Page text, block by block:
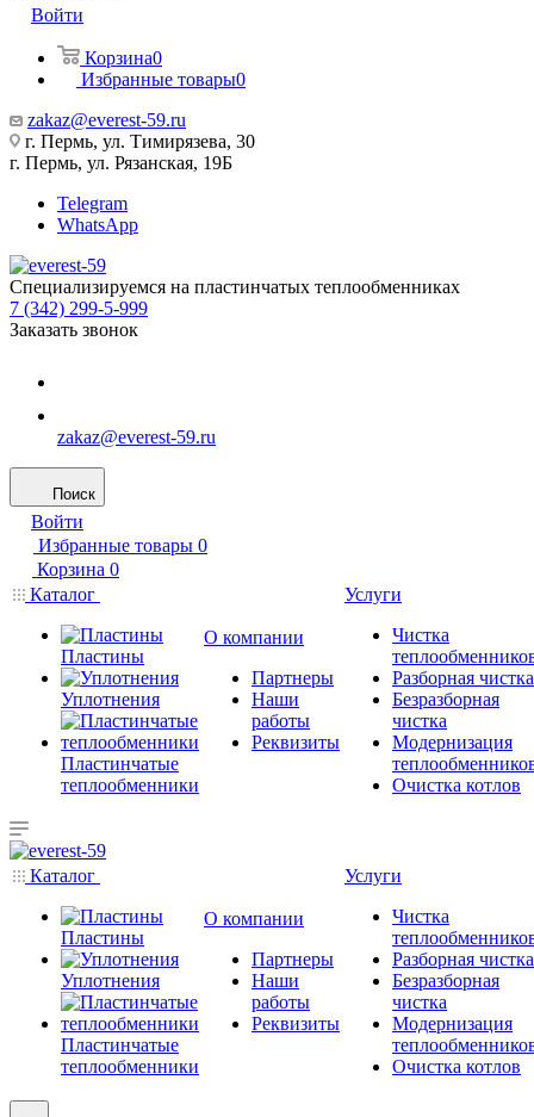
Войти
Корзина0
Избранные товары0
zakaz@everest-59.ru
г. Пермь, ул. Тимирязева, 30
г. Пермь, ул. Рязанская, 19Б
Telegram
WhatsApp
Специализируемся на пластинчатых теплообменниках
7 (342) 299-5-999
Заказать звонок
zakaz@everest-59.ru
Поиск
Войти
Избранные товары 0
Корзина 0
Каталог
Пластины
Уплотнения
Пластинчатые
теплообменники
О компании
Партнеры
Наши
работы
Реквизиты
Услуги
Чистка
Разборная чистка
Безразборная
чистка
Модернизация
Очистка котлов
Каталог
Пластины
Уплотнения
Пластинчатые
теплообменники
О компании
Партнеры
Наши
работы
Реквизиты
Услуги
Чистка
Разборная чистка
Безразборная
чистка
Модернизация
Очистка котлов